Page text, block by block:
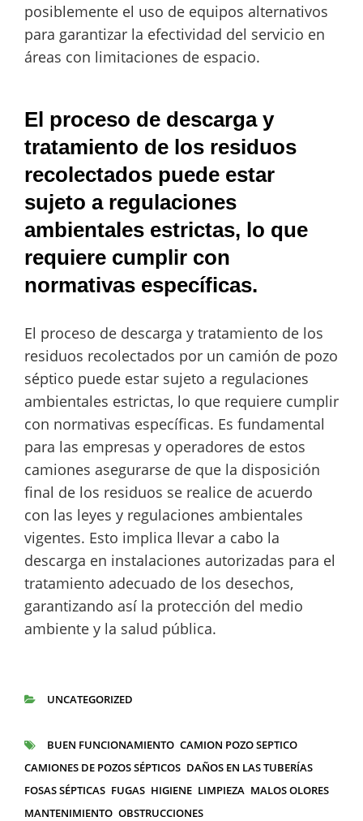
posiblemente el uso de equipos alternativos
para garantizar la efectividad del servicio en
áreas con limitaciones de espacio.
El proceso de descarga y
tratamiento de los residuos
recolectados puede estar
sujeto a regulaciones
ambientales estrictas, lo que
requiere cumplir con
normativas específicas.
El proceso de descarga y tratamiento de los
residuos recolectados por un camión de pozo
séptico puede estar sujeto a regulaciones
ambientales estrictas, lo que requiere cumplir
con normativas específicas. Es fundamental
para las empresas y operadores de estos
camiones asegurarse de que la disposición
final de los residuos se realice de acuerdo
con las leyes y regulaciones ambientales
vigentes. Esto implica llevar a cabo la
descarga en instalaciones autorizadas para el
tratamiento adecuado de los desechos,
garantizando así la protección del medio
ambiente y la salud pública.
UNCATEGORIZED
ETIQUETAS
BUEN FUNCIONAMIENTO CAMION POZO SEPTICO
CAMIONES DE POZOS SÉPTICOS DAÑOS EN LAS TUBERÍAS
FOSAS SÉPTICAS FUGAS HIGIENE LIMPIEZA MALOS OLORES
MANTENIMIENTO OBSTRUCCIONES